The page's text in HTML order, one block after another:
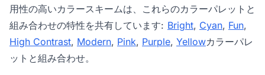
用性の高いカラースキームは、これらのカラーパレットと
組み合わせの特性を共有しています: Bright, Cyan, Fun,
High Contrast, Modern, Pink, Purple, Yellowカラーパレ
ットと組み合わせ。